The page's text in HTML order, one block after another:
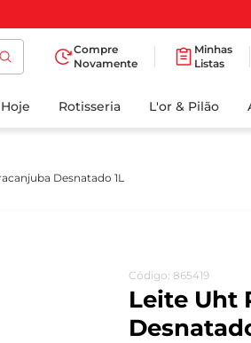
Compre
Novamente
Minhas
Listas
Rotisseria L'or & Pilão
Desnatado 1L
Código: 865419
Leite Uht
BUSCADOS